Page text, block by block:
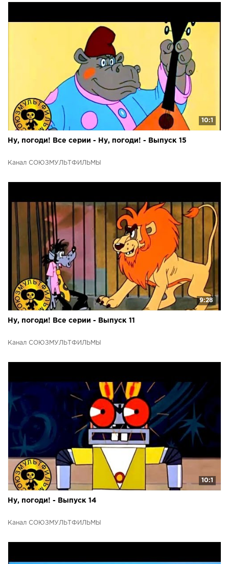
10:1
Ну, погоди! Все серии - Ну, погоди! - Выпуск 15
Канал СОЮЗМУЛЬТФИЛЬМЫ
9:28
Ну, погоди! Все серии - Выпуск 11
Канал СОЮЗМУЛЬТФИЛЬМЫ
10:1
Ну, погоди! - Выпуск 14
Канал СОЮЗМУЛЬТФИЛЬМЫ